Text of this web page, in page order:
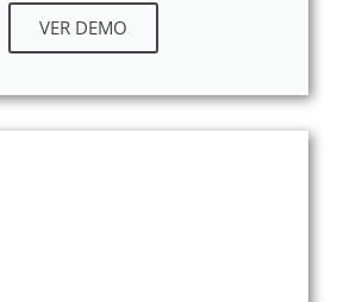
VER DEMO